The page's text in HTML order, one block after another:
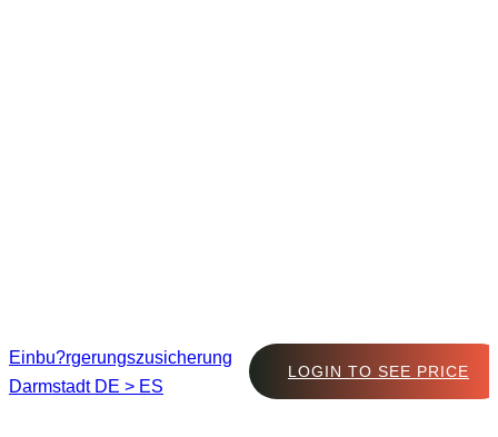
Einbu?rgerungszusicherung
Darmstadt DE > ES
LOGIN TO SEE PRICE